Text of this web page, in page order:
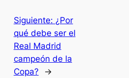
Siguiente: ¿Por
qué debe ser el
Real Madrid
campeón de la
Copa?
→